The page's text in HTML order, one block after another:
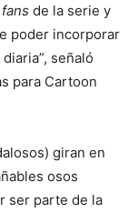
fans de la serie y
poder incorporar
señaló
para Cartoon
giran en
osos
ser parte de la